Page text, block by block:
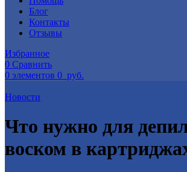
Блог
Контакты
Отзывы
Избранное
0 Сравнить
0 элементов 0 руб.
Новости
Что нужно для
воском в